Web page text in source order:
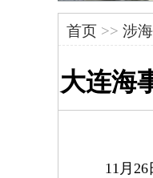
首页 >> 涉
大连海
11月26日